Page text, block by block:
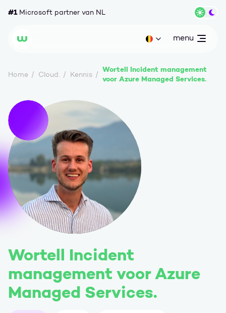
#1Microsoft partner van NL
Wortell Huidige taal: be
open
menu
Home Cloud. Kennis
Wortell Incident management
voor Azure Managed Services.
Wortell Incident
management voor Azure
Managed Services.